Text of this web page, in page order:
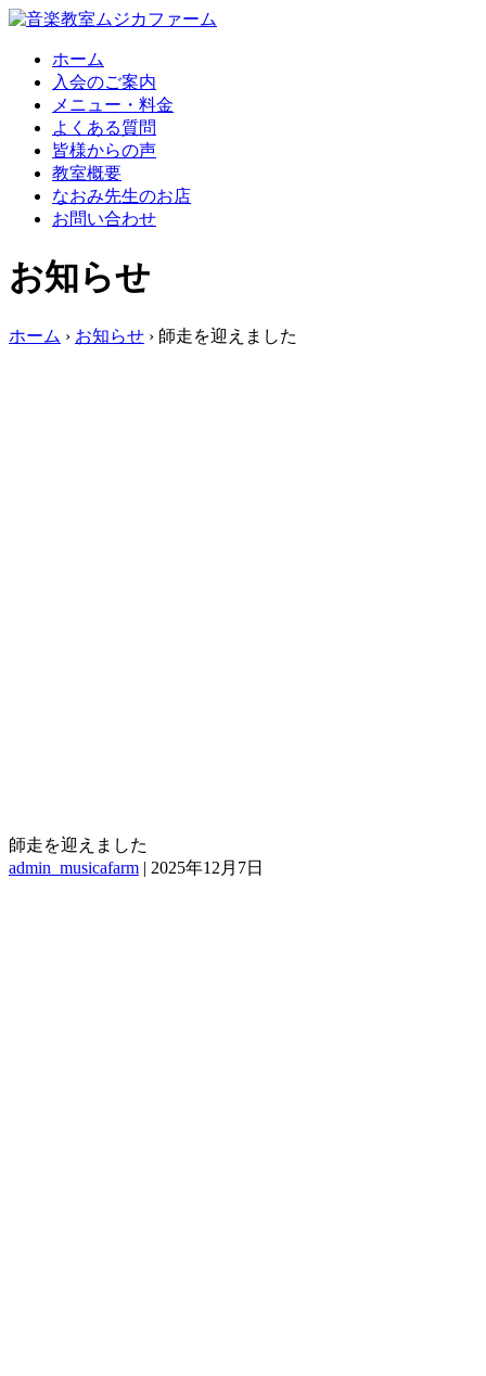
コ
ホーム
入会のご案内
メニュー・料金
よくある質問
皆様からの声
教室概要
なおみ先生のお店
お問い合わせ
お知らせ
ホーム › お知らせ › 師走を迎えました
師走を迎えました
admin_musicafarm | 2025年12月7日